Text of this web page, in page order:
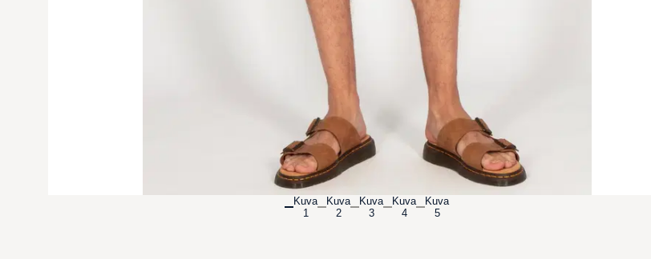
Kuva
1
Kuva
2
Kuva
3
Kuva
4
Kuva
5